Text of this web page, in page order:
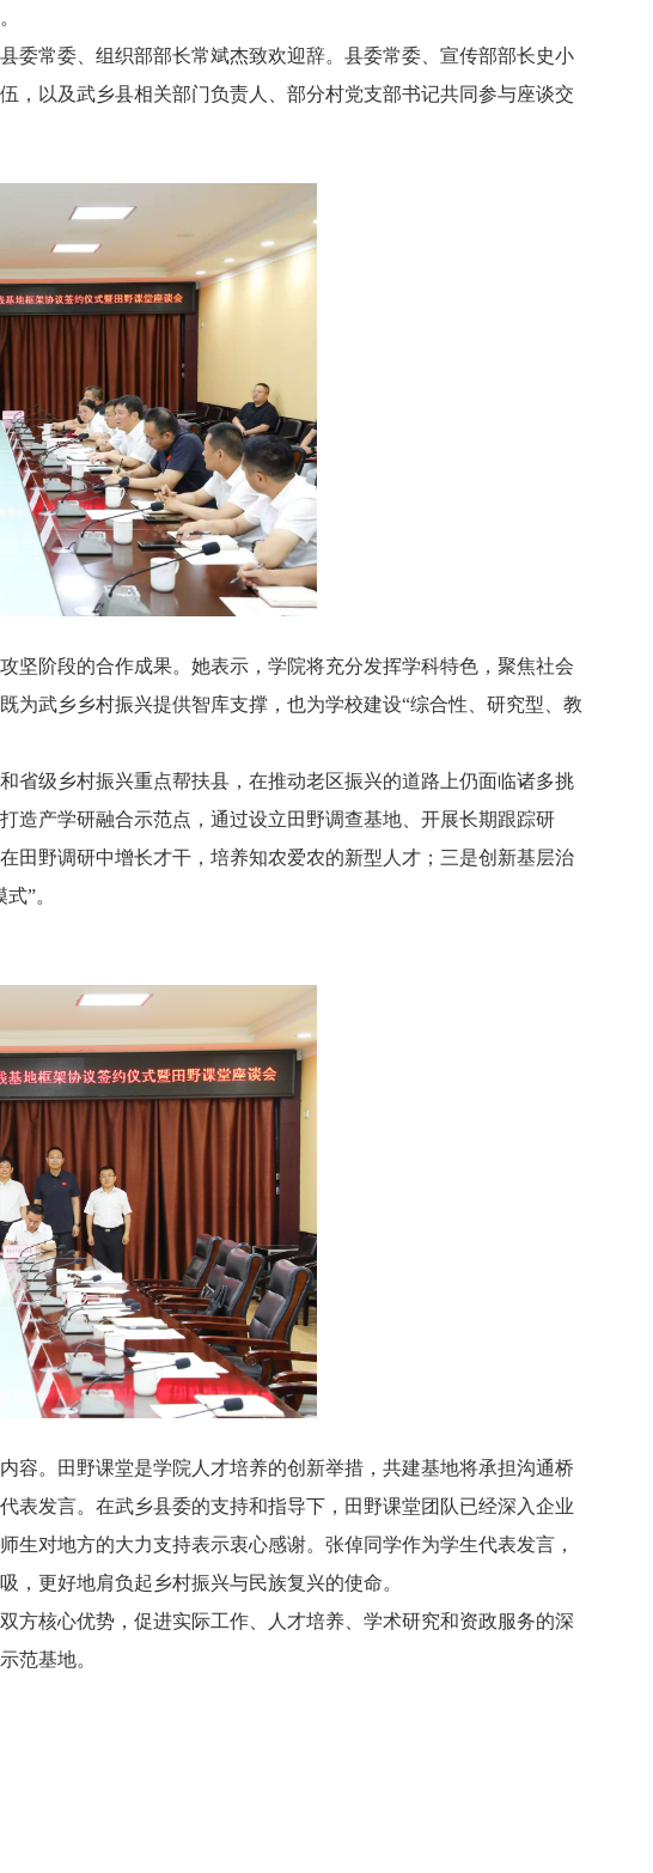
委常委、组织部部长常斌杰致欢迎辞。县委常委、宣传部部长史小
，以及武乡县相关部门负责人、部分村党支部书记共同参与座谈交
坚阶段的合作成果。她表示，学院将充分发挥学科特色，聚焦社会
为武乡乡村振兴提供智库支撑，也为学校建设“综合性、研究型、教
省级乡村振兴重点帮扶县，在推动老区振兴的道路上仍面临诸多挑
造产学研融合示范点，通过设立田野调查基地、开展长期跟踪研
田野调研中增长才干，培养知农爱农的新型人才；三是创新基层治
”。
容。田野课堂是学院人才培养的创新举措，共建基地将承担沟通桥
表发言。在武乡县委的支持和指导下，田野课堂团队已经深入企业
对地方的大力支持表示衷心感谢。张倬同学作为学生代表发言，
，更好地肩负起乡村振兴与民族复兴的使命。
方核心优势，促进实际工作、人才培养、学术研究和资政服务的深
范基地。